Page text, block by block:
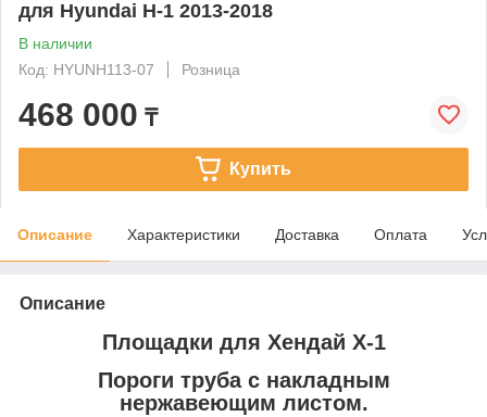
для Hyundai H-1 2013-2018
В наличии
Код: HYUNH113-07
Розница
468 000 ₸
Купить
Описание Характеристики Доставка Оплата
Описание
Площадки для Хендай Х-1
Пороги труба с накладным
нержавеющим листом.